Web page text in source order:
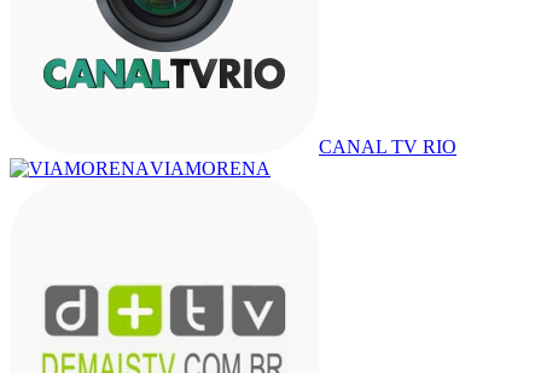
CANAL TV RIO
VIAMORENA